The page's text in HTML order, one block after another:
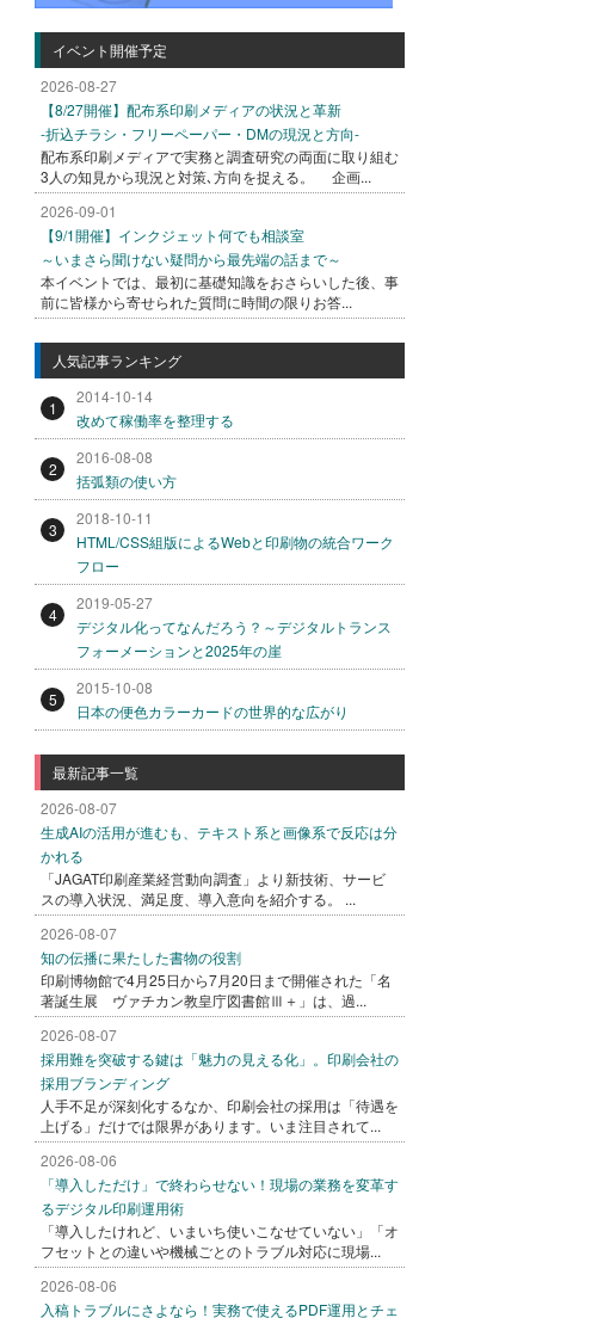
イベント開催予定
2026-08-27
【8/27開催】配布系印刷メディアの状況と革新
-折込チラシ・フリーペーパー・DMの現況と方向-
配布系印刷メディアで実務と調査研究の両面に取り組む
3人の知見から現況と対策､方向を捉える。 企画...
2026-09-01
【9/1開催】インクジェット何でも相談室
～いまさら聞けない疑問から最先端の話まで～
本イベントでは、最初に基礎知識をおさらいした後、事
前に皆様から寄せられた質問に時間の限りお答...
人気記事ランキング
1
2014-10-14
改めて稼働率を整理する
2
2016-08-08
括弧類の使い方
3
2018-10-11
HTML/CSS組版によるWebと印刷物の統合ワーク
フロー
4
2019-05-27
デジタル化ってなんだろう？～デジタルトランス
フォーメーションと2025年の崖
5
2015-10-08
日本の便色カラーカードの世界的な広がり
最新記事一覧
2026-08-07
生成AIの活用が進むも、テキスト系と画像系で反応は分
かれる
「JAGAT印刷産業経営動向調査」より新技術、サービ
スの導入状況、満足度、導入意向を紹介する。 ...
2026-08-07
知の伝播に果たした書物の役割
印刷博物館で4月25日から7月20日まで開催された「名
著誕生展 ヴァチカン教皇庁図書館Ⅲ＋」は、過...
2026-08-07
採用難を突破する鍵は「魅力の見える化」。印刷会社の
採用ブランディング
人手不足が深刻化するなか、印刷会社の採用は「待遇を
上げる」だけでは限界があります。いま注目されて...
2026-08-06
「導入しただけ」で終わらせない！現場の業務を変革す
るデジタル印刷運用術
「導入したけれど、いまいち使いこなせていない」「オ
フセットとの違いや機械ごとのトラブル対応に現場...
2026-08-06
入稿トラブルにさよなら！実務で使えるPDF運用とチェ